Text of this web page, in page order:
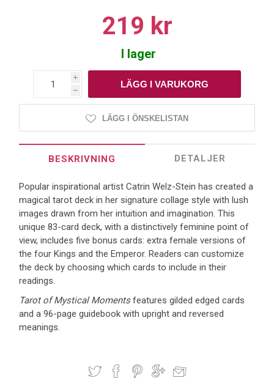
219 kr
I lager
i
h
LÄGG I ÖNSKELISTAN
BESKRIVNING DETALJER
Popular inspirational artist Catrin Welz-Stein has created a
magical tarot deck in her signature collage style with lush
images drawn from her intuition and imagination. This
unique 83-card deck, with a distinctively feminine point of
view, includes five bonus cards: extra female versions of
the four Kings and the Emperor. Readers can customize
the deck by choosing which cards to include in their
readings.
Tarot of Mystical Momentsfeatures gilded edged cards
and a 96-page guidebook with upright and reversed
meanings.